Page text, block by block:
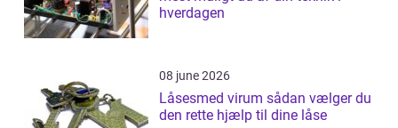
hverdagen
08 june 2026
Låsesmed virum sådan vælger du
den rette hjælp til dine låse